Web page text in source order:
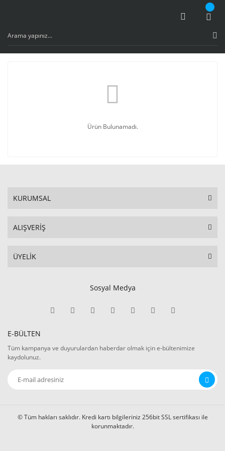
Ürün Bulunamadı.
KURUMSAL
ALIŞVERİŞ
ÜYELİK
Sosyal Medya
E-BÜLTEN
Tüm kampanya ve duyurulardan haberdar olmak için e-bültenimize
kaydolunuz.
© Tüm hakları saklıdır. Kredi kartı bilgileriniz 256bit SSL sertifikası ile
korunmaktadır.